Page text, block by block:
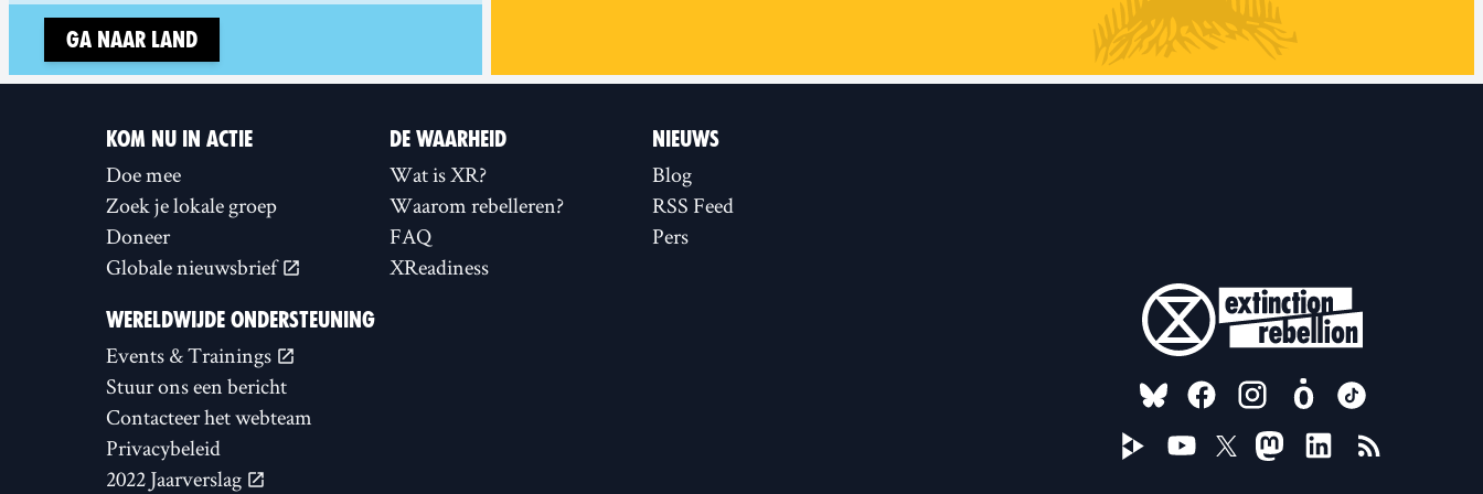
Ga naar land
KOM NU IN ACTIE
Doe mee
Zoek je lokale groep
Doneer
Globale nieuwsbrief
DE WAARHEID
Wat is XR?
Waarom rebelleren?
FAQ
XReadiness
NIEUWS
Blog
RSS Feed
Pers
WERELDWIJDE ONDERSTEUNING
Events & Trainings
Stuur ons een bericht
Contacteer het webteam
Privacybeleid
2022 Jaarverslag
FOLLOW US ON